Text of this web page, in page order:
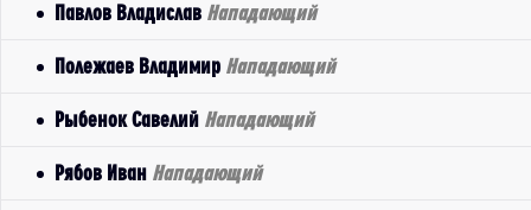
Павлов Владислав Нападающий
Полежаев Владимир Нападающий
Рыбенок Савелий Нападающий
Рябов Иван Нападающий